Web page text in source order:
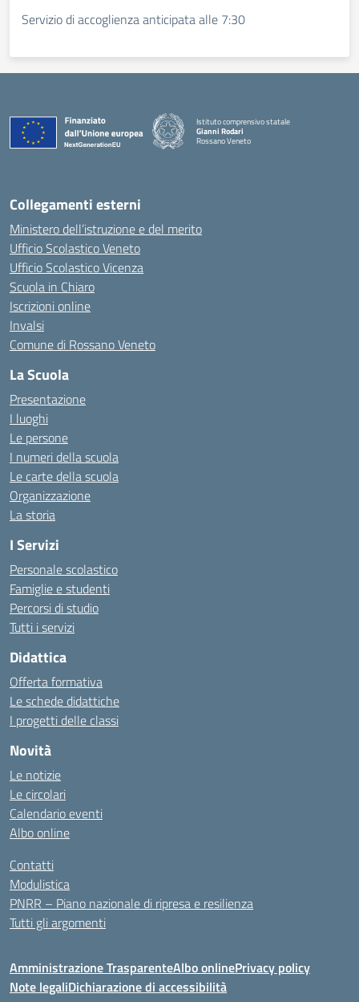
Servizio di accoglienza anticipata alle 7:30
Istituto comprensivo statale
Gianni Rodari
Rossano Veneto
Collegamenti esterni
Ministero dell’istruzione e del merito
Ufficio Scolastico Veneto
Ufficio Scolastico Vicenza
Scuola in Chiaro
Iscrizioni online
Invalsi
Comune di Rossano Veneto
La Scuola
Presentazione
I luoghi
Le persone
I numeri della scuola
Le carte della scuola
Organizzazione
La storia
I Servizi
Personale scolastico
Famiglie e studenti
Percorsi di studio
Tutti i servizi
Didattica
Offerta formativa
Le schede didattiche
I progetti delle classi
Novità
Le notizie
Le circolari
Calendario eventi
Albo online
Contatti
Modulistica
PNRR – Piano nazionale di ripresa e resilienza
Tutti gli argomenti
Amministrazione TrasparenteAlbo onlinePrivacy policy
Note legaliDichiarazione di accessibilità